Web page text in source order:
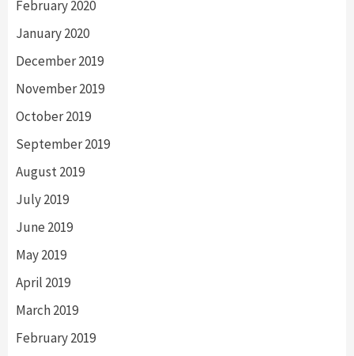
February 2020
January 2020
December 2019
November 2019
October 2019
September 2019
August 2019
July 2019
June 2019
May 2019
April 2019
March 2019
February 2019